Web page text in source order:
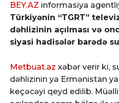
BEY.AZ informasiya
Türkiyənin “TGRT”
dəhlizinin açılması və
siyasi hadisələr barədə
Metbuat.az xəbər verir ki,
dəhlizinin ya Ermənistan
keçəcəyi qeyd edilib.